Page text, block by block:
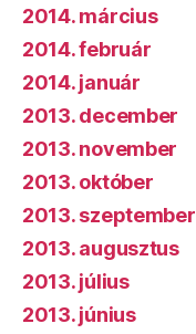
2014. március
2014. február
2014. január
2013. december
2013. november
2013. október
2013. szeptember
2013. augusztus
2013. július
2013. június